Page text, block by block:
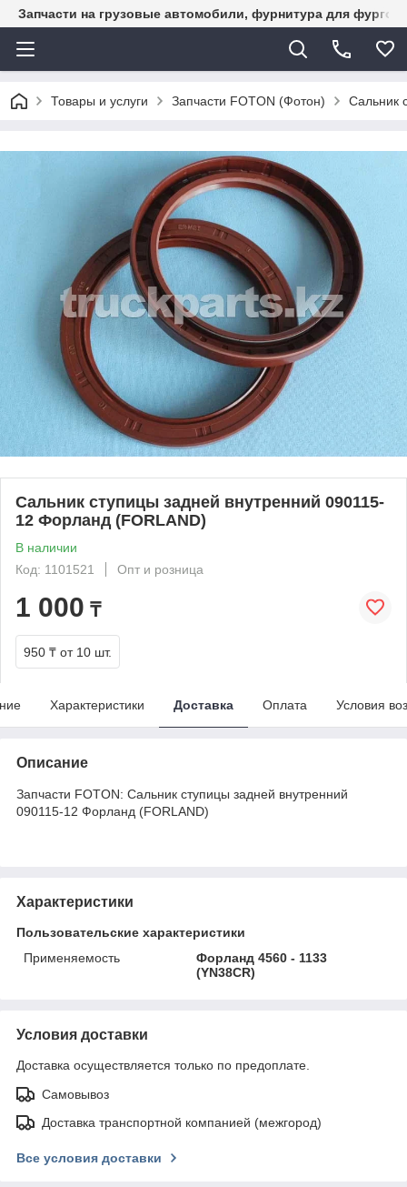
Запчасти на грузовые автомобили, фурнитура для
Товары и услуги Запчасти FOTON (Фотон) Сальник
Сальник ступицы задней внутренний 090115-
12 Форланд (FORLAND)
В наличии
Код: 1101521
Опт и розница
1 000 ₸
950 ₸ от 10 шт.
Характеристики Доставка Оплата Условия
Описание
Запчасти FOTON: Сальник ступицы задней внутренний
090115-12 Форланд (FORLAND)
Характеристики
Пользовательские характеристики
Применяемость
Форланд 4560 - 1133
(YN38CR)
Условия доставки
Доставка осуществляется только по предоплате.
Самовывоз
Доставка транспортной компанией (межгород)
Все условия доставки